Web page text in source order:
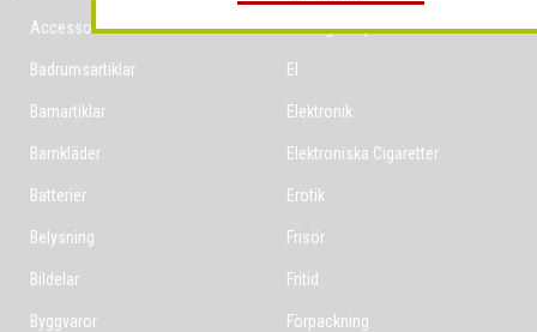
Accessoarer
Badrumsartiklar
Barnartiklar
Barnkläder
Batterier
Belysning
Bildelar
Byggvaror
Ekologiska produkter
El
Elektronik
Elektroniska Cigaretter
Erotik
Frisör
Fritid
Förpackning